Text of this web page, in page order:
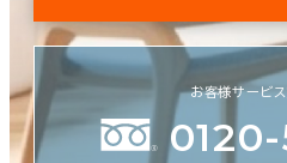
お客様サービス